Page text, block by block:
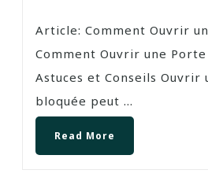
Article: Comment Ouvrir
Comment Ouvrir une Porte
Astuces et Conseils Ouvrir
bloquée peut ...
Read More